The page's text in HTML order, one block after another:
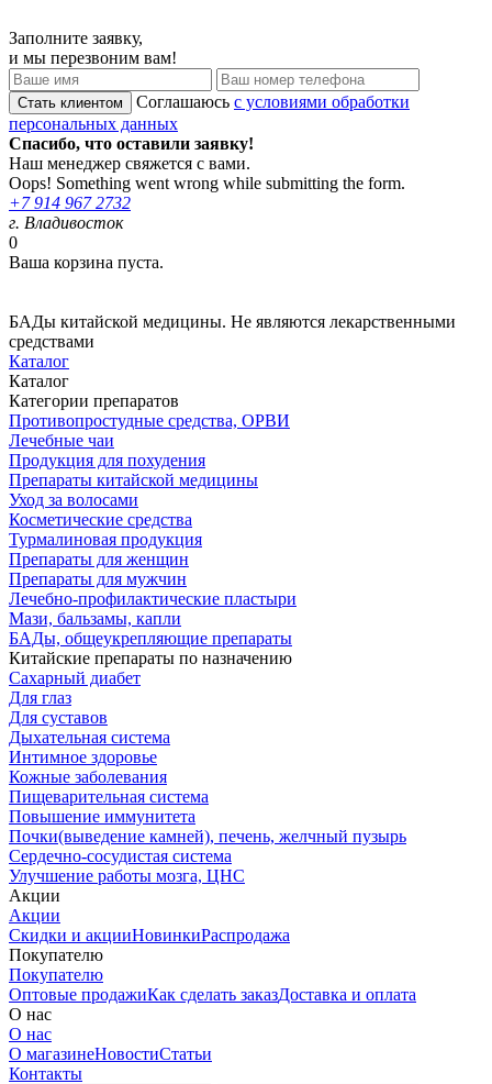
Заполните заявку,
и мы перезвоним вам!
Соглашаюсь с условиями обработки
персональных данных
Спасибо, что оставили заявку!
Наш менеджер свяжется с вами.
Oops! Something went wrong while submitting the form.
+7 914 967 2732
г. Владивосток
0
Ваша корзина пуста.
БАДы китайской медицины. Не являются лекарственными
средствами
Каталог
Каталог
Категории препаратов
Противопростудные средства, ОРВИ
Лечебные чаи
Продукция для похудения
Препараты китайской медицины
Уход за волосами
Косметические средства
Турмалиновая продукция
Препараты для женщин
Препараты для мужчин
Лечебно-профилактические пластыри
Мази, бальзамы, капли
БАДы, общеукрепляющие препараты
Китайские препараты по назначению
Cахарный диабет
Для глаз
Для суставов
Дыхательная система
Интимное здоровье
Кожные заболевания
Пищеварительная система
Повышение иммунитета
Почки(выведение камней), печень, желчный пузырь
Сердечно-сосудистая система
Улучшение работы мозга, ЦНС
Акции
Акции
Скидки и акцииНовинкиРаспродажа
Покупателю
Покупателю
Оптовые продажиКак сделать заказДоставка и оплата
О нас
О нас
О магазинеНовостиСтатьи
Контакты